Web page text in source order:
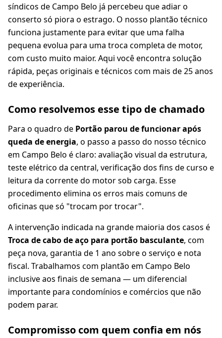
síndicos de Campo Belo já percebeu que adiar o
conserto só piora o estrago. O nosso plantão técnico
funciona justamente para evitar que uma falha
pequena evolua para uma troca completa de motor,
com custo muito maior. Aqui você encontra solução
rápida, peças originais e técnicos com mais de 25 anos
de experiência.
Como resolvemos esse tipo de chamado
Para o quadro de Portão parou de funcionar após
queda de energia, o passo a passo do nosso técnico
em Campo Belo é claro: avaliação visual da estrutura,
teste elétrico da central, verificação dos fins de curso e
leitura da corrente do motor sob carga. Esse
procedimento elimina os erros mais comuns de
oficinas que só "trocam por trocar".
A intervenção indicada na grande maioria dos casos é
Troca de cabo de aço para portão basculante, com
peça nova, garantia de 1 ano sobre o serviço e nota
fiscal. Trabalhamos com plantão em Campo Belo
inclusive aos finais de semana — um diferencial
importante para condomínios e comércios que não
podem parar.
Compromisso com quem confia em nós